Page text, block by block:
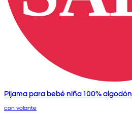
Pijama para bebé niña 100% algodón
con volante